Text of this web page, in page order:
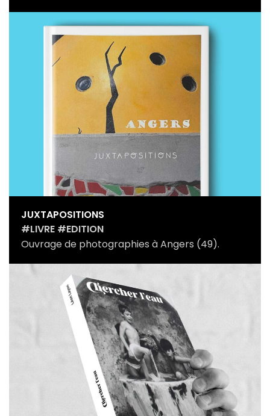
JUXTAPOSITIONS
#LIVRE #EDITION
Ouvrage de photographies à Angers (49).